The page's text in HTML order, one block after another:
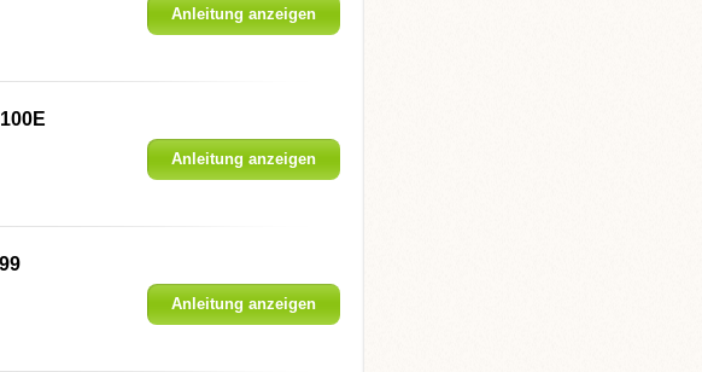
Anleitung anzeigen
Anleitung anzeigen
Anleitung anzeigen